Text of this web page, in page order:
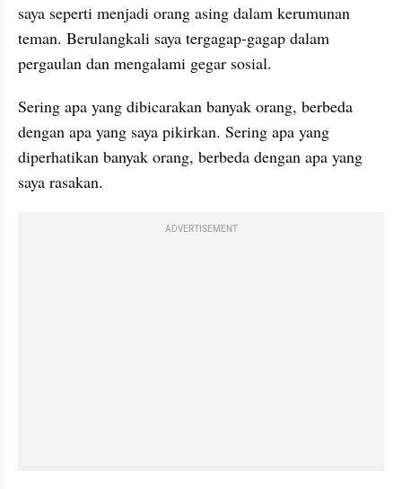
saya seperti menjadi orang asing dalam kerumunan
teman. Berulangkali saya tergagap-gagap dalam
pergaulan dan mengalami gegar sosial.
Sering apa yang dibicarakan banyak orang, berbeda
dengan apa yang saya pikirkan. Sering apa yang
diperhatikan banyak orang, berbeda dengan apa yang
saya rasakan.
ADVERTISEMENT